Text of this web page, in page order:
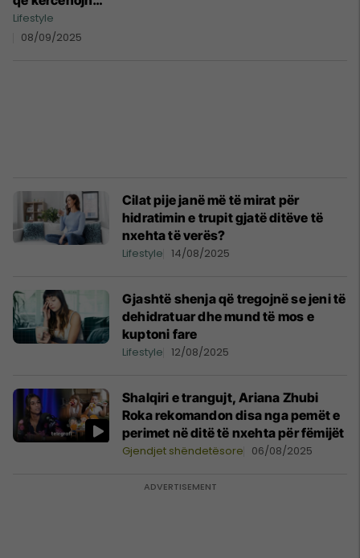
jetën, si ta
kuptoni që po
Lifestyle
08/09/2025
Cilat pije janë më të mirat për
hidratimin e trupit gjatë ditëve të
nxehta të verës?
Lifestyle 14/08/2025
Gjashtë shenja që tregojnë se jeni të
dehidratuar dhe mund të mos e
kuptoni fare
Lifestyle 12/08/2025
Shalqiri e trangujt, Ariana Zhubi
Roka rekomandon disa nga pemët e
perimet në ditë të nxehta për fëmijët
Gjendjet shëndetësore 06/08/2025